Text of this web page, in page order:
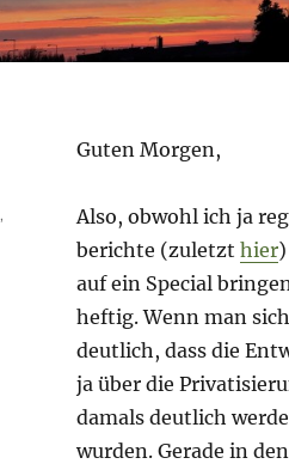
Guten Morgen,
Also, obwohl ich ja
berichte (zuletzt hier
auf ein Special
heftig. Wenn man
deutlich, dass die
ja über die
damals deutlich
wurden. Gerade in
,